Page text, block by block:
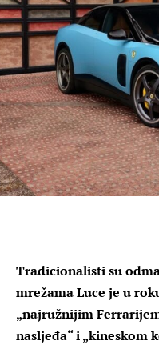
Tradicionalisti su
mrežama Luce je u
„najružnijim
nasljeđa“ i „kineskom